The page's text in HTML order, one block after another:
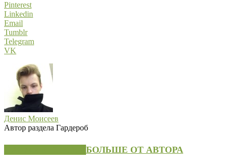
Pinterest
Linkedin
Email
Tumblr
Telegram
VK
Денис Моисеев
Автор раздела Гардероб
БОЛЬШЕ ОТ АВТОРА